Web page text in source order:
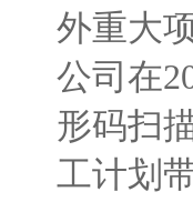
外重大
公司在
形码扫
工计划